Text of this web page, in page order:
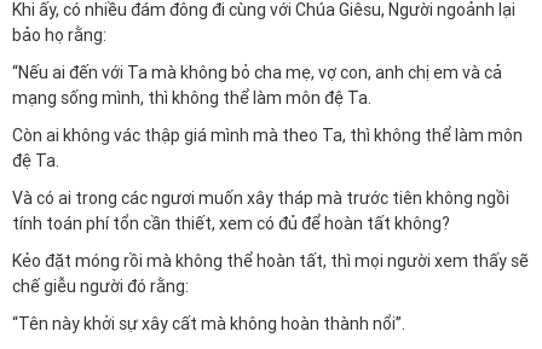
Khi ấy, có nhiều đám đông đi cùng với Chúa Giêsu, Người ngoảnh lại
bảo họ rằng:
“Nếu ai đến với Ta mà không bỏ cha mẹ, vợ con, anh chị em và cả
mạng sống mình, thì không thể làm môn đệ Ta.
Còn ai không vác thập giá mình mà theo Ta, thì không thể làm môn
đệ Ta.
Và có ai trong các ngươi muốn xây tháp mà trước tiên không ngồi
tính toán phí tổn cần thiết, xem có đủ để hoàn tất không?
Kẻo đặt móng rồi mà không thể hoàn tất, thì mọi người xem thấy sẽ
chế giễu người đó rằng:
“Tên này khởi sự xây cất mà không hoàn thành nổi”.